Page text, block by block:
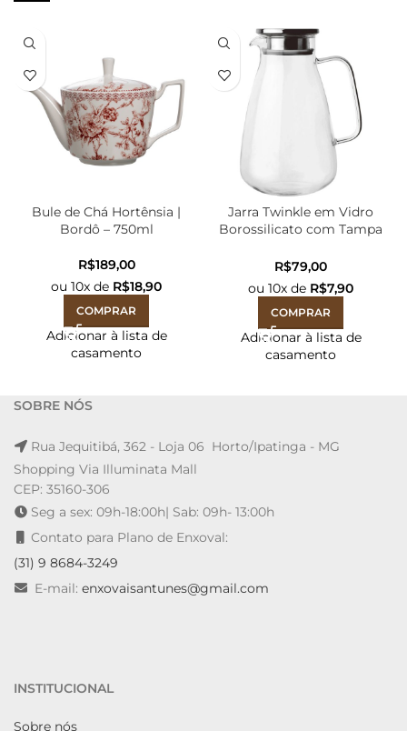
Bule de Chá Hortênsia |
Bordô – 750ml
R$
ou 10x de R$18,90
COMPRAR
Adicionar à lista de
casamento
Jarra Twinkle em Vidro
Borossilicato com Tampa
R$
ou 10x de R$7,90
COMPRAR
Adicionar à lista de
casamento
SOBRE NÓS
Rua Jequitibá, 362 - Loja 06 Horto/Ipatinga - MG
Shopping Via Illuminata Mall
CEP: 35160-306
Seg a sex: 09h-18:00h| Sab: 09h- 13:00h
Contato para Plano de Enxoval:
(31) 9 8684-3249
E-mail: enxovaisantunes@gmail.com
INSTITUCIONAL
Sobre nós